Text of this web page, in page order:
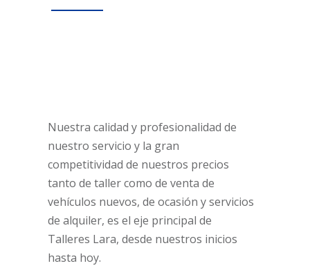
Nuestra calidad y profesionalidad de
nuestro servicio y la gran
competitividad de nuestros precios
tanto de taller como de venta de
vehículos nuevos, de ocasión y servicios
de alquiler, es el eje principal de
Talleres Lara, desde nuestros inicios
hasta hoy.